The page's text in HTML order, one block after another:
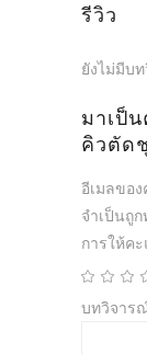
รีวิว
ยังไม่มีบ
มาเป็
คิวตัด
อีเมลขอ
จำเป็นถู
การให้ค
บทวิจาร